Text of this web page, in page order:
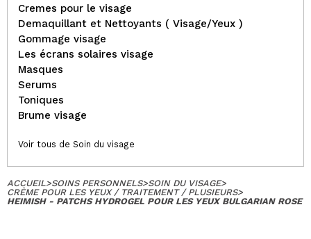
Cremes pour le visage
Demaquillant et Nettoyants ( Visage/Yeux )
Gommage visage
Les écrans solaires visage
Masques
Serums
Toniques
Brume visage
Voir tous de Soin du visage
ACCUEIL>SOINS PERSONNELS>SOIN DU VISAGE>
CRÈME POUR LES YEUX / TRAITEMENT / PLUSIEURS>
HEIMISH - PATCHS HYDROGEL POUR LES YEUX BULGARIAN ROSE